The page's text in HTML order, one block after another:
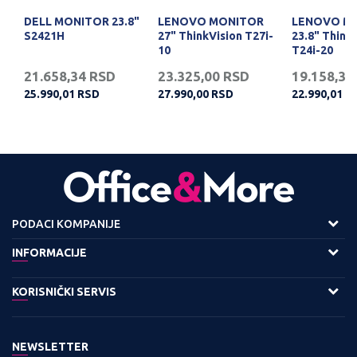
DELL MONITOR 23.8"
S2421H
21.658,34 RSD
25.990,01 RSD
LENOVO MONITOR
27" ThinkVision T27i-
10
23.325,00 RSD
27.990,00 RSD
LENOVO
23.8"
T24i-20
19.158,34
22.990,01
PODACI KOMPANIJE
Adresa :
11158 Beograd
Tel: 0800 220022, 011 3460600
INFORMACIJE
O nama
Zaposlenje
KORISNIČKI SERVIS
Politika privatnosti
NEWSLETTER